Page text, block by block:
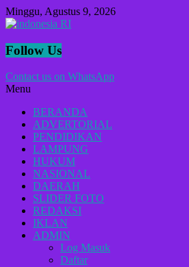
Lompat
ke
Minggu, Agustus 9, 2026
indonesia
Lugas
Menyikap
Berita,Terpercaya
Dan
Tegas
Follow Us
Contact us on WhatsApp
Menu
BERANDA
ADVERTORIAL
PENDIDIKAN
LAMPUNG
HUKUM
NASIONAL
DAERAH
SLIDER FOTO
REDAKSI
IKLAN
ADMIN
Log Masuk
Daftar